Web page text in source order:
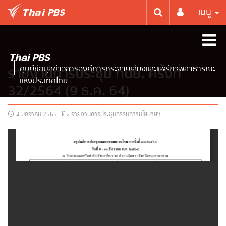
เมนู
ศูนย์ข้อมูลข่าวสารองค์การกระจายเสียงและแพร่ภาพสาธารณะ
แห่งประเทศไทย
รายงานการประชุม กนย. ครั้งที่
32/2564 (9 ธ.ค. 64)
4 มกราคม 2565 รายงานการประชุมกรรมการนโยบายฯ